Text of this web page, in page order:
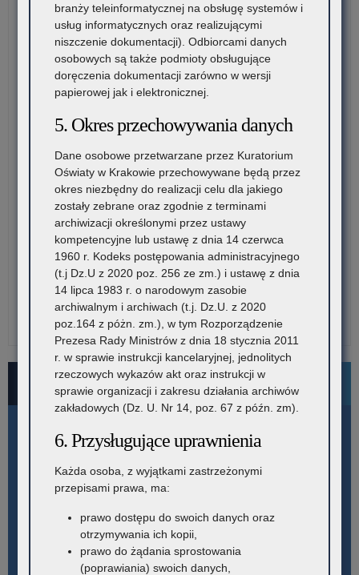
Bezpłatne numery pomocowe
branży teleinformatycznej na obsługę systemów i
usług informatycznych oraz realizującymi
niszczenie dokumentacji). Odbiorcami danych
osobowych są także podmioty obsługujące
doręczenia dokumentacji zarówno w wersji
papierowej jak i elektronicznej.
5. Okres przechowywania danych
Dane osobowe przetwarzane przez Kuratorium
Oświaty w Krakowie przechowywane będą przez
okres niezbędny do realizacji celu dla jakiego
zostały zebrane oraz zgodnie z terminami
archiwizacji określonymi przez ustawy
kompetencyjne lub ustawę z dnia 14 czerwca
1960 r. Kodeks postępowania administracyjnego
(t.j Dz.U z 2020 poz. 256 ze zm.) i ustawę z dnia
14 lipca 1983 r. o narodowym zasobie
archiwalnym i archiwach (t.j. Dz.U. z 2020
poz.164 z póżn. zm.), w tym Rozporządzenie
Prezesa Rady Ministrów z dnia 18 stycznia 2011
r. w sprawie instrukcji kancelaryjnej, jednolitych
rzeczowych wykazów akt oraz instrukcji w
sprawie organizacji i zakresu działania archiwów
zakładowych (Dz. U. Nr 14, poz. 67 z późn. zm).
6. Przysługujące uprawnienia
Każda osoba, z wyjątkami zastrzeżonymi
przepisami prawa, ma:
prawo dostępu do swoich danych oraz
otrzymywania ich kopii,
prawo do żądania sprostowania
(poprawiania) swoich danych,